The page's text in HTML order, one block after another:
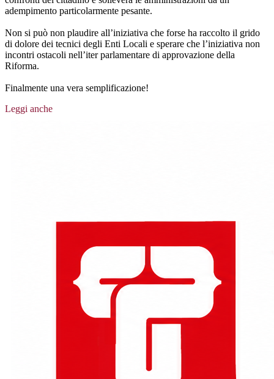
adempimento particolarmente pesante.
Non si può non plaudire all’iniziativa che forse ha raccolto il grido
di dolore dei tecnici degli Enti Locali e sperare che l’iniziativa non
incontri ostacoli nell’iter parlamentare di approvazione della
Riforma.
Finalmente una vera semplificazione!
Leggi anche